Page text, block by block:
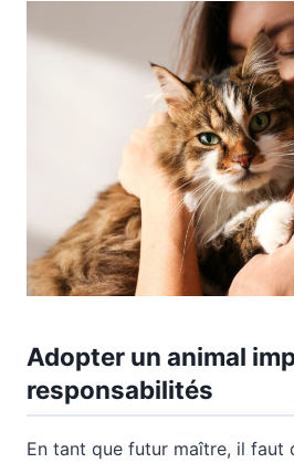
Adopter un animal
responsabilités
En tant que futur maître, il faut